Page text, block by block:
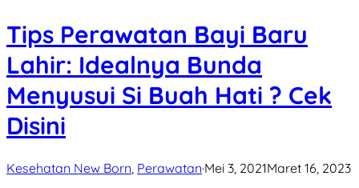
Tips Perawatan Bayi Baru
Lahir: Idealnya Bunda
Menyusui Si Buah Hati ? Cek
Disini
Kesehatan New Born, Perawatan·Mei 3, 2021Maret 16, 2023